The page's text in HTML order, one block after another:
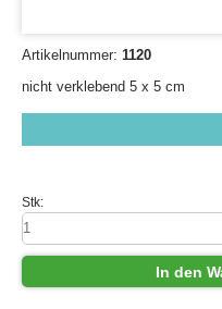
Artikelnummer: 1120
nicht verklebend 5 x 5 cm
Stk:
In den